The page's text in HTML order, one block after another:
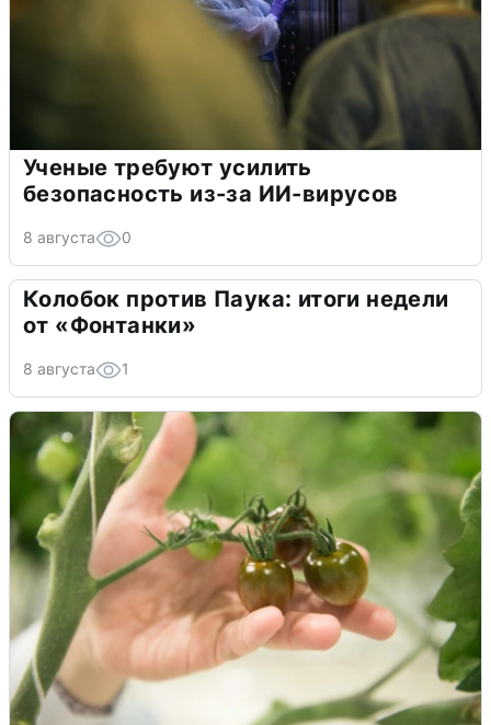
Ученые требуют усилить
безопасность из-за ИИ-вирусов
8 августа 0
Колобок против Паука: итоги недели
от «Фонтанки»
8 августа 1